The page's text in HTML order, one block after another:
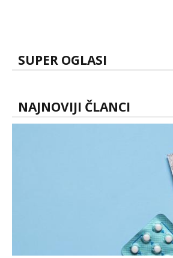
SUPER OGLASI
NAJNOVIJI ČLANCI